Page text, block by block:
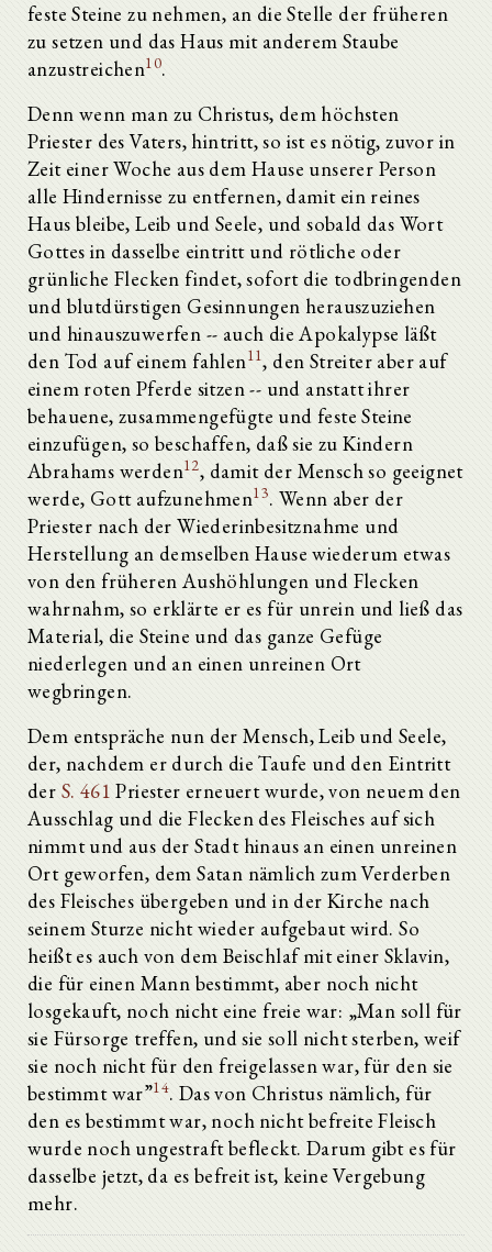
feste Steine zu nehmen, an die Stelle der früheren
zu setzen und das Haus mit anderem Staube
anzustreichen10.
Denn wenn man zu Christus, dem höchsten
Priester des Vaters, hintritt, so ist es nötig, zuvor in
Zeit einer Woche aus dem Hause unserer Person
alle Hindernisse zu entfernen, damit ein reines
Haus bleibe, Leib und Seele, und sobald das Wort
Gottes in dasselbe eintritt und rötliche oder
grünliche Flecken findet, sofort die todbringenden
und blutdürstigen Gesinnungen herauszuziehen
und hinauszuwerfen -- auch die Apokalypse läßt
den Tod auf einem fahlen11, den Streiter aber auf
einem roten Pferde sitzen -- und anstatt ihrer
behauene, zusammengefügte und feste Steine
einzufügen, so beschaffen, daß sie zu Kindern
Abrahams werden12, damit der Mensch so geeignet
werde, Gott aufzunehmen13. Wenn aber der
Priester nach der Wiederinbesitznahme und
Herstellung an demselben Hause wiederum etwas
von den früheren Aushöhlungen und Flecken
wahrnahm, so erklärte er es für unrein und ließ das
Material, die Steine und das ganze Gefüge
niederlegen und an einen unreinen Ort
wegbringen.
Dem entspräche nun der Mensch, Leib und Seele,
der, nachdem er durch die Taufe und den Eintritt
der S. 461 Priester erneuert wurde, von neuem den
Ausschlag und die Flecken des Fleisches auf sich
nimmt und aus der Stadt hinaus an einen unreinen
Ort geworfen, dem Satan nämlich zum Verderben
des Fleisches übergeben und in der Kirche nach
seinem Sturze nicht wieder aufgebaut wird. So
heißt es auch von dem Beischlaf mit einer Sklavin,
die für einen Mann bestimmt, aber noch nicht
losgekauft, noch nicht eine freie war: „Man soll für
sie Fürsorge treffen, und sie soll nicht sterben, weif
sie noch nicht für den freigelassen war, für den sie
bestimmt war”14. Das von Christus nämlich, für
den es bestimmt war, noch nicht befreite Fleisch
wurde noch ungestraft befleckt. Darum gibt es für
dasselbe jetzt, da es befreit ist, keine Vergebung
mehr.